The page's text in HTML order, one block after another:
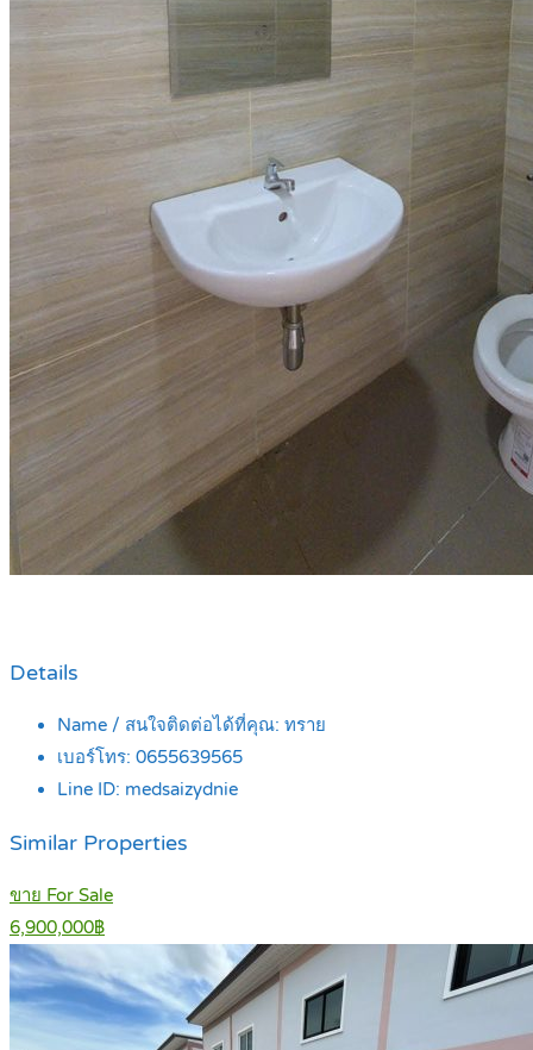
Details
Name / สนใจติดต่อได้ที่คุณ: ทราย
เบอร์โทร: 0655639565
Line ID: medsaizydnie
Similar Properties
ขาย For Sale
6,900,000฿